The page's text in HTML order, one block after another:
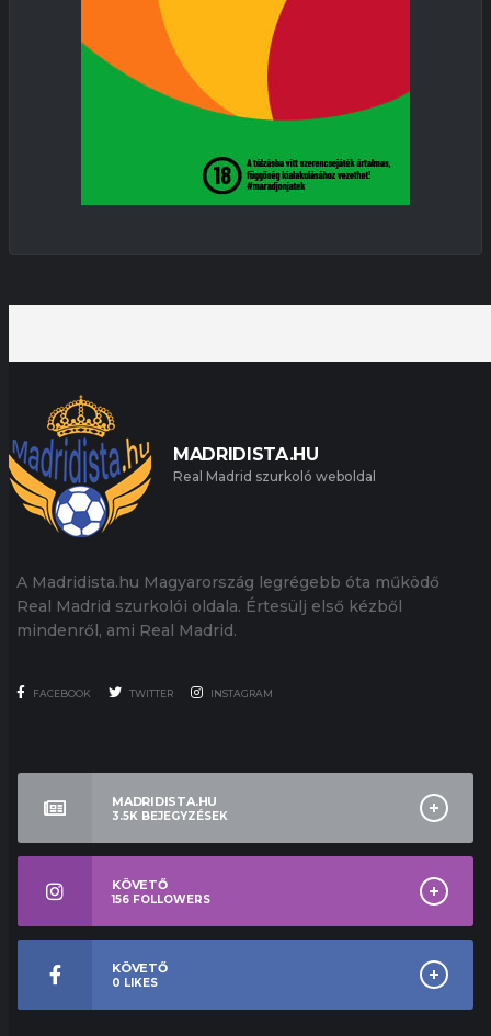
MADRIDISTA.HU
Real Madrid szurkoló weboldal
A Madridista.hu Magyarország legrégebb óta működő
Real Madrid szurkolói oldala. Értesülj első kézből
mindenről, ami Real Madrid.
FACEBOOK TWITTER INSTAGRAM
MADRIDISTA.HU
3.5K BEJEGYZÉSEK
KÖVETŐ
156 FOLLOWERS
KÖVETŐ
0 LIKES